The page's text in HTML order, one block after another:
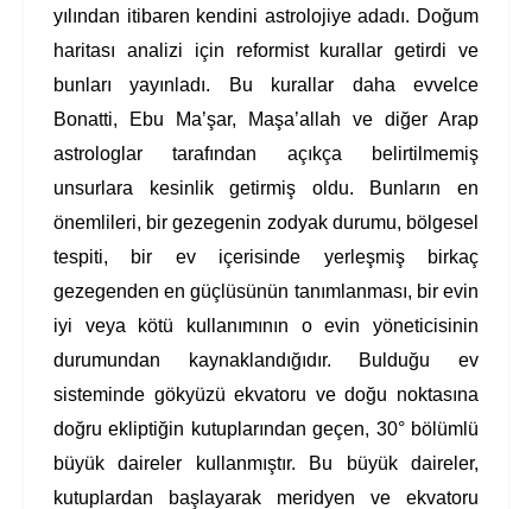
yılından itibaren kendini astrolojiye adadı. Doğum
haritası analizi için reformist kurallar getirdi ve
bunları yayınladı. Bu kurallar daha evvelce
Bonatti, Ebu Ma’şar, Maşa’allah ve diğer Arap
astrologlar tarafından açıkça belirtilmemiş
unsurlara kesinlik getirmiş oldu. Bunların en
önemlileri, bir gezegenin zodyak durumu, bölgesel
tespiti, bir ev içerisinde yerleşmiş birkaç
gezegenden en güçlüsünün tanımlanması, bir evin
iyi veya kötü kullanımının o evin yöneticisinin
durumundan kaynaklandığıdır. Bulduğu ev
sisteminde gökyüzü ekvatoru ve doğu noktasına
doğru ekliptiğin kutuplarından geçen, 30° bölümlü
büyük daireler kullanmıştır. Bu büyük daireler,
kutuplardan başlayarak meridyen ve ekvatoru